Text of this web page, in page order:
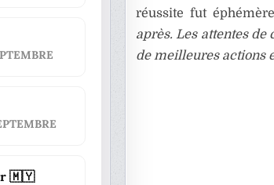
réussite fut
après. Les attentes de
de meilleures actions
🇲🇾